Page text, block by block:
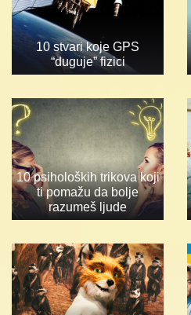
10 stvari koje GPS
“duguje” fizici
10 psiholoških trikova koji
ti pomažu da bolje
razumeš ljude